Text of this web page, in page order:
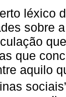
léxico
sobre
que
aquilo